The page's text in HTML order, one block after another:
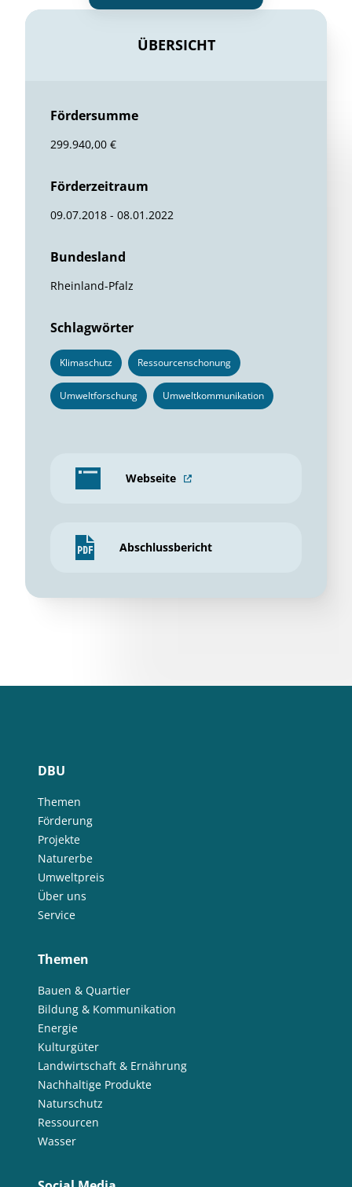
ÜBERSICHT
Fördersumme
299.940,00 €
Förderzeitraum
09.07.2018 - 08.01.2022
Bundesland
Rheinland-Pfalz
Schlagwörter
Klimaschutz Ressourcenschonung
Umweltforschung Umweltkommunikation
Webseite
Abschlussbericht
DBU
Themen
Förderung
Projekte
Naturerbe
Umweltpreis
Über uns
Service
Themen
Bauen & Quartier
Bildung & Kommunikation
Energie
Kulturgüter
Landwirtschaft & Ernährung
Nachhaltige Produkte
Naturschutz
Ressourcen
Wasser